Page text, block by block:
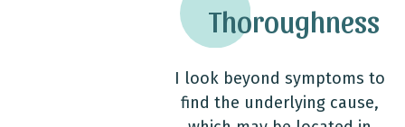
Thoroughness
I look beyond symptoms to
find the underlying cause,